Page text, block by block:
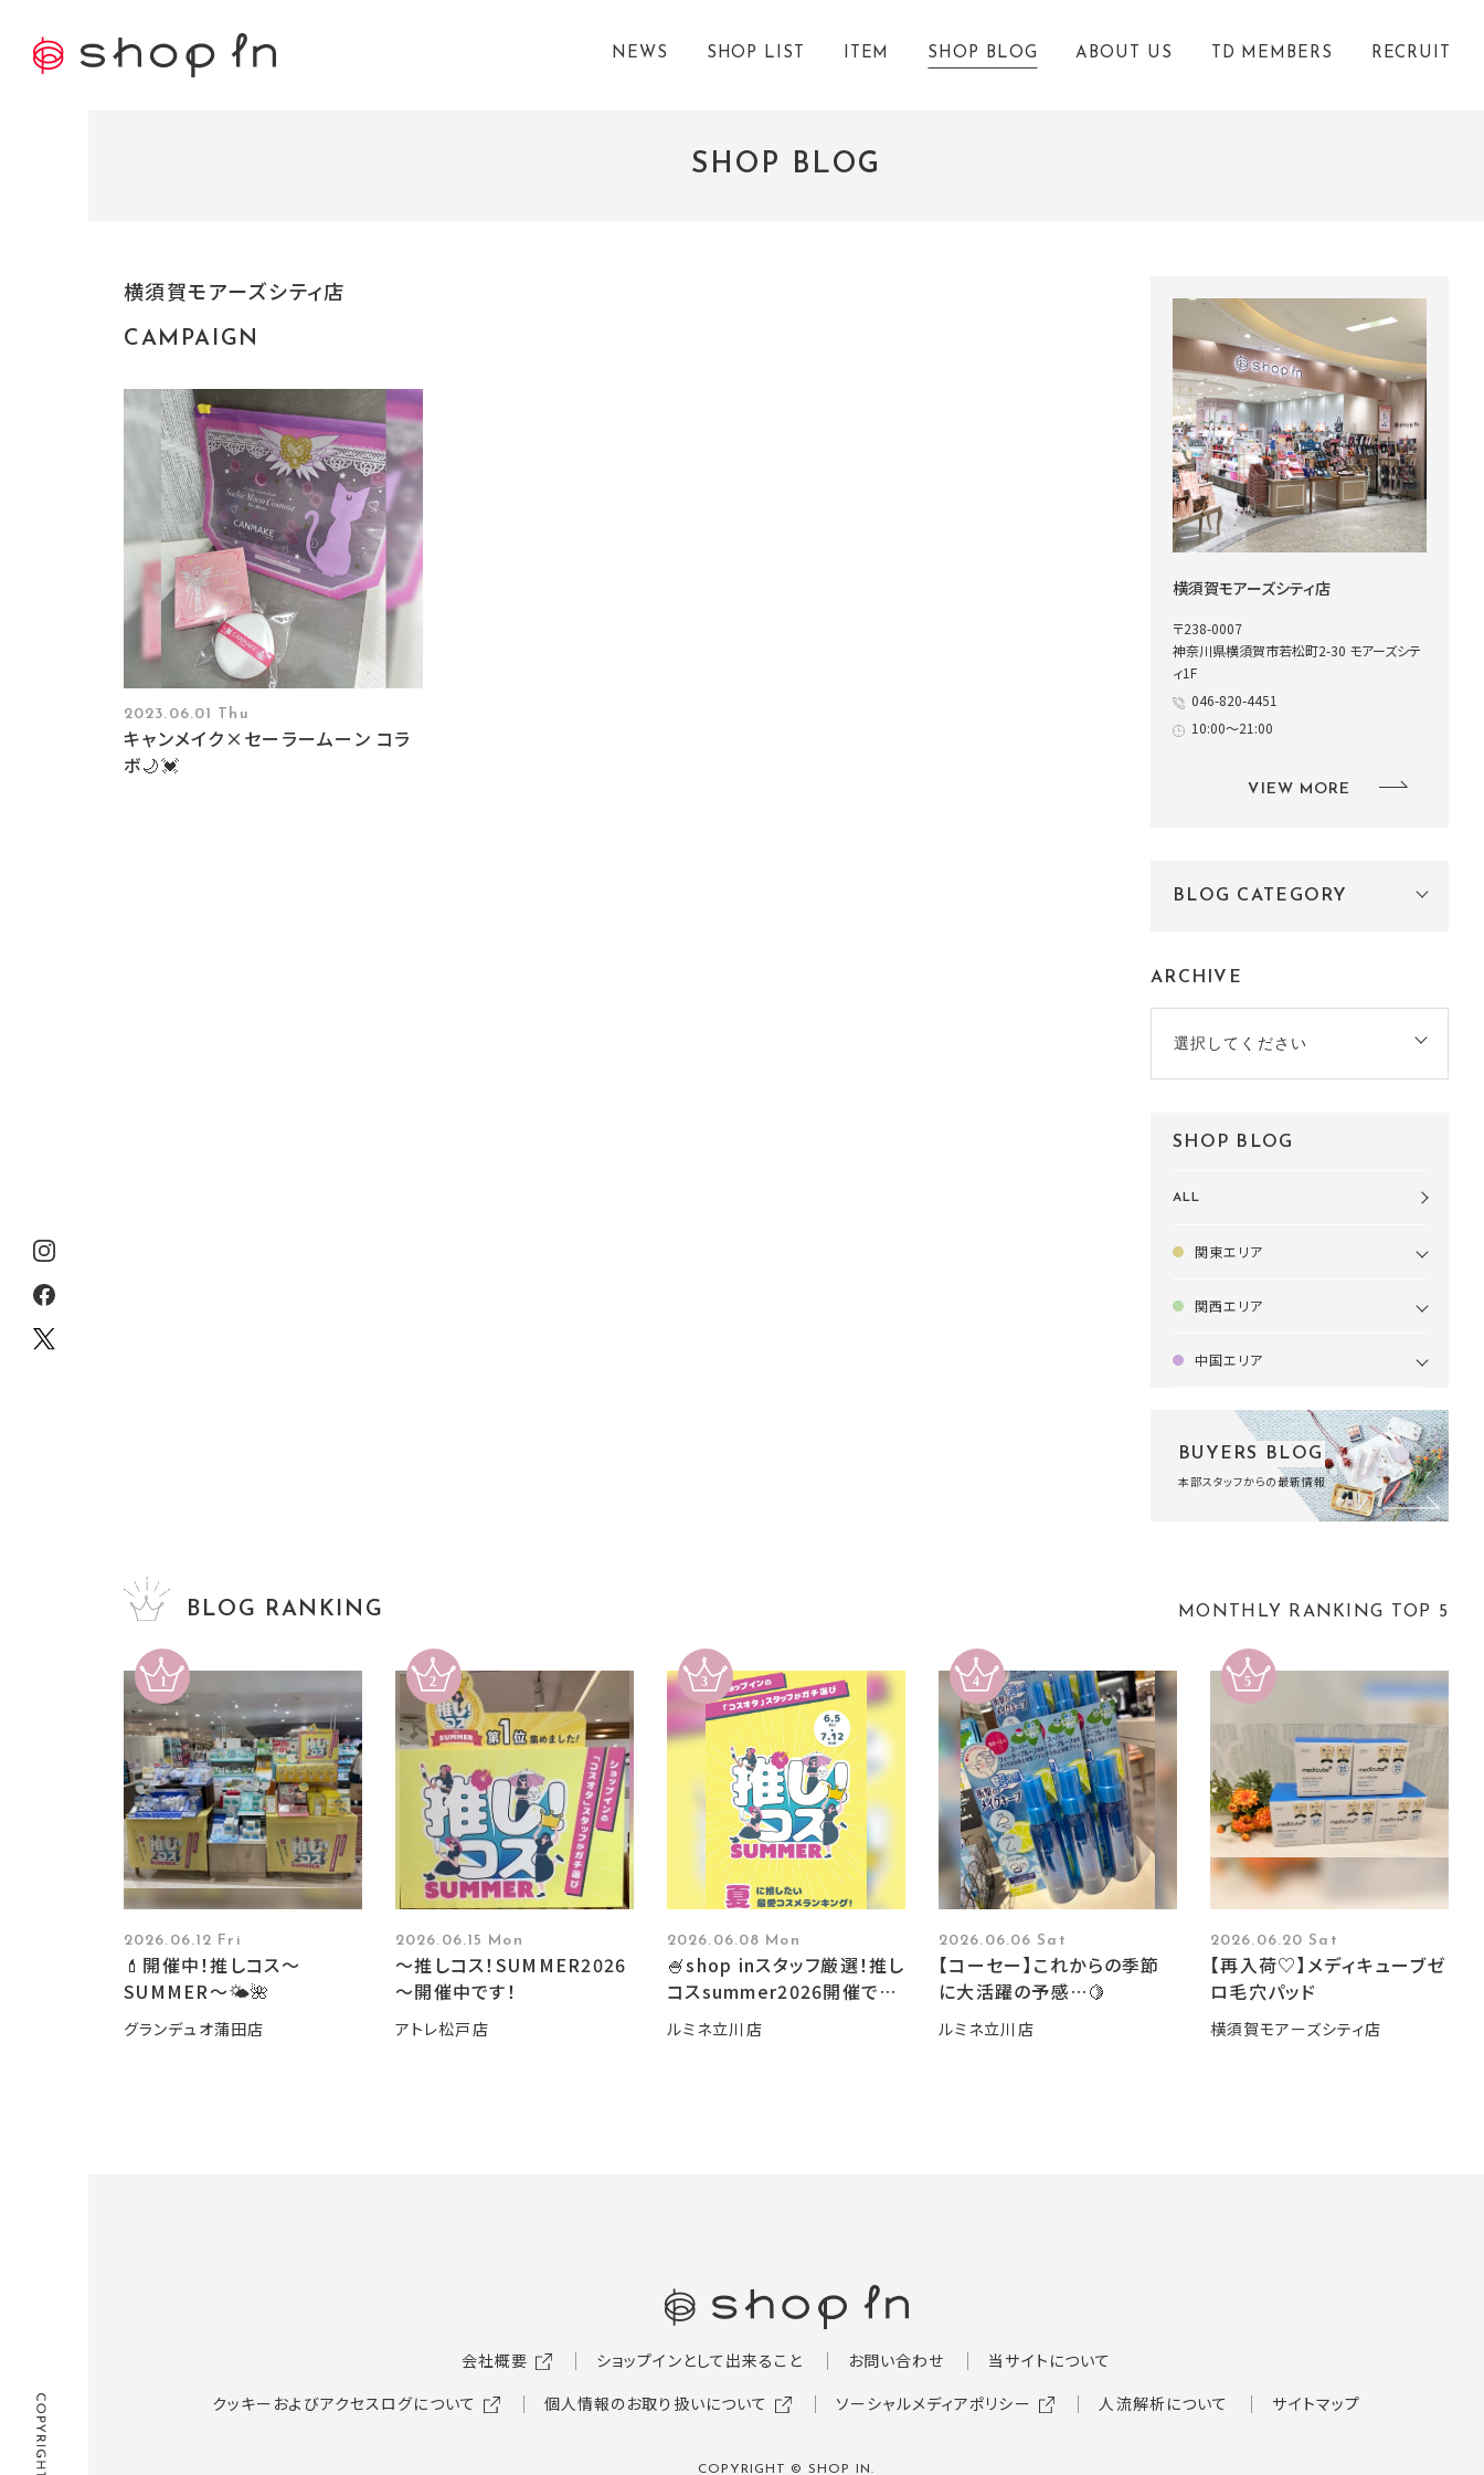
NEWS SHOP LIST ITEM SHOP BLOG ABOUT US TD MEMBERS RECRUIT
SHOP BLOG
横須賀モアーズシティ店
CAMPAIGN
2023.06.01 Thu
キャンメイク×セーラームーン コラ
ボ🌙💓
横須賀モアーズシティ店
〒238-0007
神奈川県横須賀市若松町2-30 モアーズシテ
ィ1F
046-820-4451
10:00～21:00
VIEW MORE
BLOG CATEGORY
ARCHIVE
選択してください
SHOP BLOG
ALL
関東エリア
関西エリア
中国エリア
BUYERS BLOG
本部スタッフからの最新情報
BLOG RANKING MONTHLY RANKING TOP 5
2026.06.12 Fri
💄開催中！推しコス〜
SUMMER〜🌤️🌺
グランデュオ蒲田店
2026.06.15 Mon
～推しコス！SUMMER2026
～開催中です！
アトレ松戸店
2026.06.08 Mon
🍧shop inスタッフ厳選！推し
コスsummer2026開催です
🍧
ルミネ立川店
2026.06.06 Sat
【コーセー】これからの季節
に大活躍の予感…🍋
ルミネ立川店
2026.06.20 Sat
【再入荷♡】メディキューブゼ
ロ毛穴パッド
横須賀モアーズシティ店
会社概要 ショップインとして出来ること お問い合わせ
当サイトについて
クッキーおよびアクセスログについて
個人情報のお取り扱いについて ソーシャルメディアポリシー 人流解析について サイトマップ
COPYRIGHT © SHOP IN.